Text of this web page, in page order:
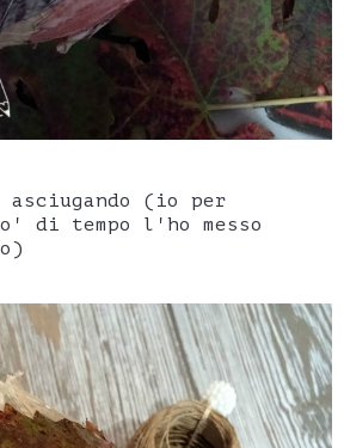
(io per
di tempo l'ho messo